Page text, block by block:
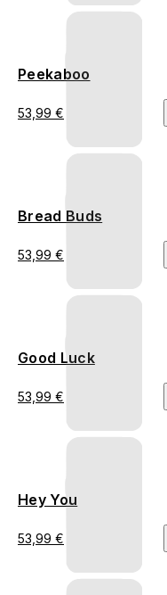
Peekaboo
53,99 €
Bread Buds
53,99 €
Good Luck
53,99 €
Hey You
53,99 €